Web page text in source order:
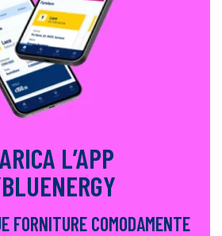
L’APP
FORNITURE COMODAMENTE